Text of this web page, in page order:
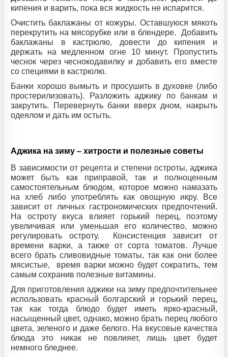
кипения и варить, пока вся жидкость не испарится.
Очистить баклажаны от кожуры. Оставшуюся мякоть
перекрутить на мясорубке или в блендере. Добавить
баклажаны в кастрюлю, довести до кипения и
держать на медленном огне 10 минут. Пропустить
чеснок через чеснокодавилку и добавить его вместе
со специями в кастрюлю.
Банки хорошо вымыть и просушить в духовке (либо
простерилизовать). Разложить аджику по банкам и
закрутить. Перевернуть банки вверх дном, накрыть
одеялом и дать им остыть.
Аджика на зиму – хитрости и полезные советы
В зависимости от рецепта и степени остроты, аджика
может быть как приправой, так и полноценным
самостоятельным блюдом, которое можно намазать
на хлеб либо употреблять как овощную икру. Все
зависит от личных гастрономических предпочтений.
На остроту вкуса влияет горький перец, поэтому
увеличивая или уменьшая его количество, можно
регулировать остроту. Консистенция зависит от
времени варки, а также от сорта томатов. Лучше
всего брать сливовидные томаты, так как они более
мясистые, время варки можно будет сократить, тем
самым сохранив полезные витамины.
Для приготовления аджики на зиму предпочтительнее
использовать красный болгарский и горький перец,
так как тогда блюдо будет иметь ярко-красный,
насыщенный цвет, однако, можно брать перец любого
цвета, зеленого и даже белого. На вкусовые качества
блюда это никак не повлияет, лишь цвет будет
немного бледнее.